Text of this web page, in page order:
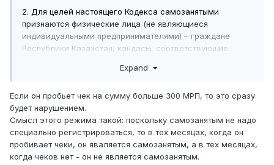
2. Для целей настоящего Кодекса самозанятыми
признаются физические лица (не являющиеся
индивидуальными предпринимателями) – граждане
Республики Казахстан, кандасы, соответствующие
3) доход которыхза календарный месяц не
превышает 300-кратный размер месячного расчетного
показателя, действующего на 1 января
соответствующего финансового года.
Expand
Если он пробьет чек на сумму больше 300 МРП, то это сразу
будет нарушением.
Смысл этого режима такой: поскольку самозанятым не надо
специально регистрироваться, то в тех месяцах, когда он
пробивает чеки, он яваляется самозанятым, а в тех месяцах,
когда чеков нет - он не является самозанятым.